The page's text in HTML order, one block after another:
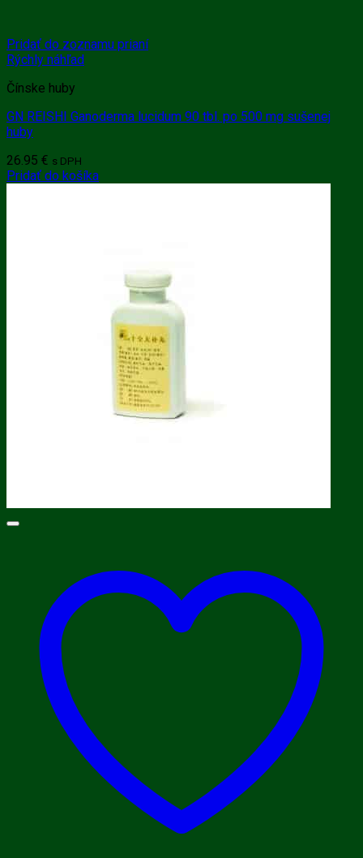
Pridať do zoznamu prianí
Rýchly náhľad
Čínske huby
GN REISHI Ganoderma lucidum 90 tbl. po 500 mg sušenej
huby
26.95 € s DPH
Pridať do košíka